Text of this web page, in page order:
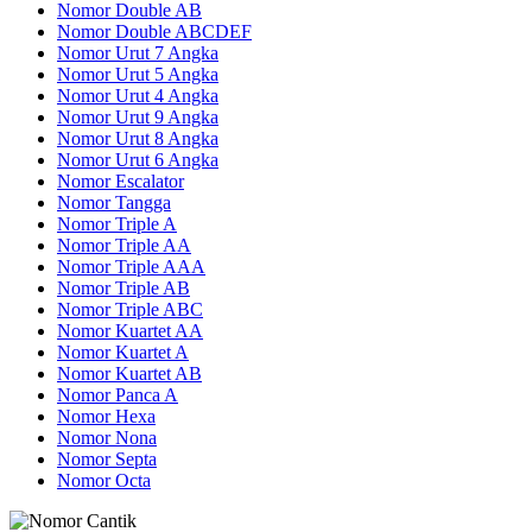
Nomor Double AB
Nomor Double ABCDEF
Nomor Urut 7 Angka
Nomor Urut 5 Angka
Nomor Urut 4 Angka
Nomor Urut 9 Angka
Nomor Urut 8 Angka
Nomor Urut 6 Angka
Nomor Escalator
Nomor Tangga
Nomor Triple A
Nomor Triple AA
Nomor Triple AAA
Nomor Triple AB
Nomor Triple ABC
Nomor Kuartet AA
Nomor Kuartet A
Nomor Kuartet AB
Nomor Panca A
Nomor Hexa
Nomor Nona
Nomor Septa
Nomor Octa